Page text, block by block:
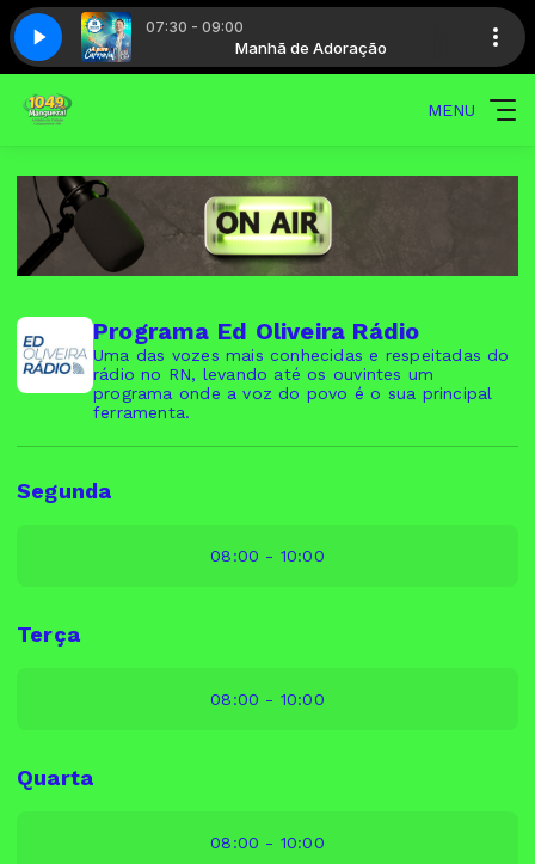
07:30 - 09:00
Manhã de Adoração
NACIONAL SEGUROS
e Vida Programa Luz e Vida
MENU
Programa Ed Oliveira Rádio
Uma das vozes mais conhecidas e respeitadas do
rádio no RN, levando até os ouvintes um
programa onde a voz do povo é o sua principal
ferramenta.
Segunda
08:00 - 10:00
Terça
08:00 - 10:00
Quarta
08:00 - 10:00